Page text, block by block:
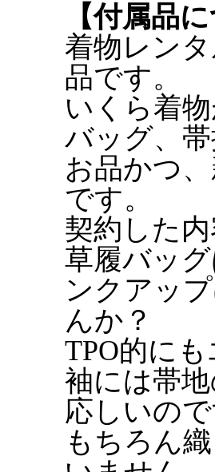
【付属品
着物レン
品です。
いくら着
バッグ、
お品かつ
です。
契約した
草履バッ
ンクアッ
んか？
TPO的に
袖には帯
応しいの
もちろん